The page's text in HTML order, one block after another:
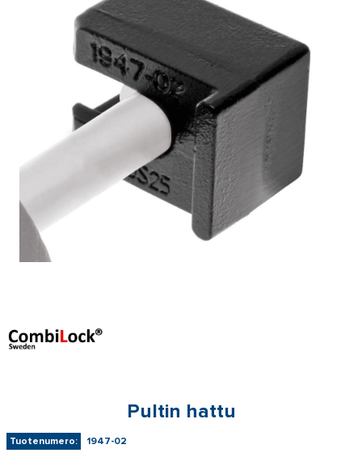
Pultin hattu
Tuotenumero: 1947-02